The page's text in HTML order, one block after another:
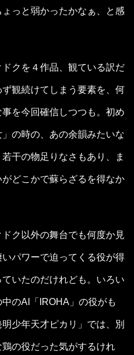
っと弱かったかなぁ、と感
クを４作品、観ている訳だ
観続けてしまう要素を、何
を今回確信しつつも。初め
の時の、あの余韻みたいな
干の物足りなさもあり、ま
どこかで蘇らざるを得なか
ク以外の舞台でも何度か見
パワーで迫ってくる役が得
いたのだけれども。いろい
のAI「IROHA」の役がも
少年天才ピカリ」では、別
の役だった気がするけれ